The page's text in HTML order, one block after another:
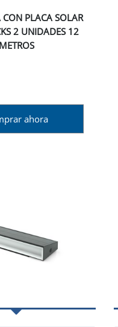
PLACA SOLAR
2 UNIDADES 12
METROS
ahora